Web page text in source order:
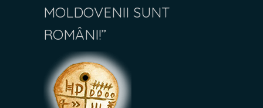
MOLDOVENII SUNT
ROMÂNI!”